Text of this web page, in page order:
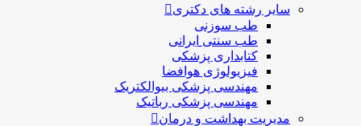
سایر رشته های دکتری
طب سوزنی
طب سنتی ایرانی
کتابداری پزشکی
فیزیولوژی هوافضا
مهندسی پزشکی بیوالکتریک
مهندسی پزشکی رباتیک
مدیریت بهداشت و درمان